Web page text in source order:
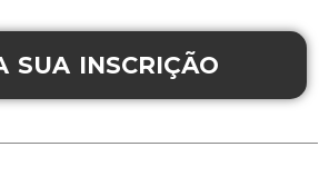
SUA INSCRIÇÃO